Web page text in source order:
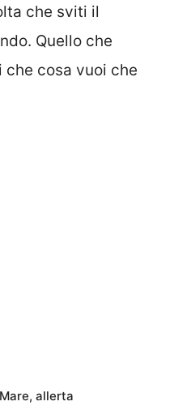
che sviti il
Quello che
cosa vuoi che
allerta